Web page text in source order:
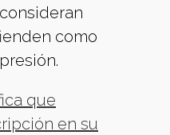
como
que
en su